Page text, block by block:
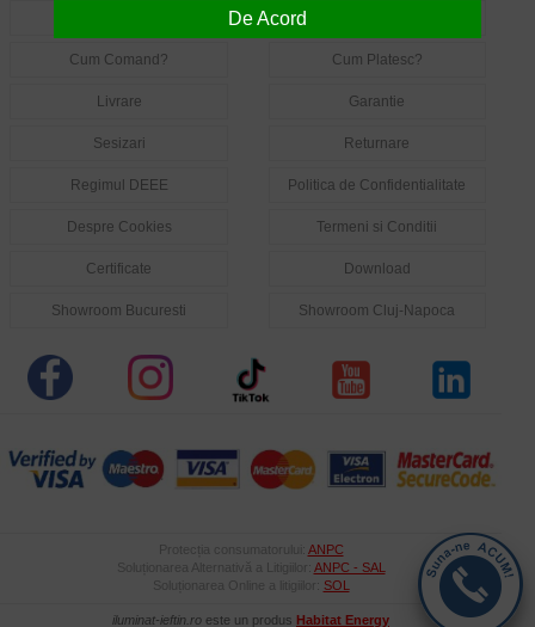
Intrebari Frecvente LED
Cum Comand? Cum Platesc?
Livrare Garantie
Sesizari Returnare
Regimul DEEE Politica de Confidentialitate
Despre Cookies Termeni si Conditii
Certificate Download
Showroom Bucuresti Showroom Cluj-Napoca
Protecția consumatorului: ANPC
Soluționarea Alternativă a Litigiilor: ANPC - SAL
Soluționarea Online a litigiilor: SOL
iluminat-ieftin.ro este un produs Habitat Energy
De Acord